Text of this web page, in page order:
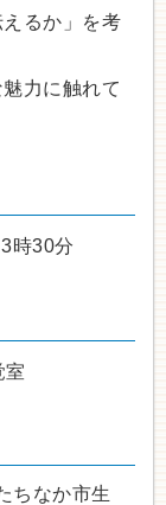
るか」を考
力に触れて
時30分
室
ちなか市生